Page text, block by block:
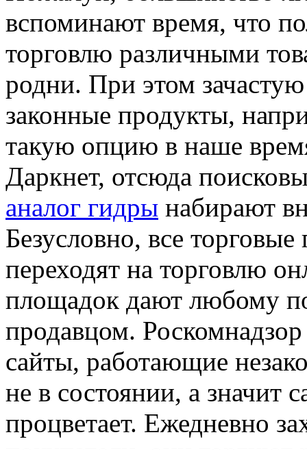
вспоминают время, что
торговлю различными
родни. При этом
законные продукты,
такую опцию в наше
Даркнет, отсюда
аналог гидры набирают
Безусловно, все
переходят на торговлю
площадок дают любому
продавцом. Роскомнадзор
сайты, работающие
не в состоянии, а значит
процветает. Ежедневно